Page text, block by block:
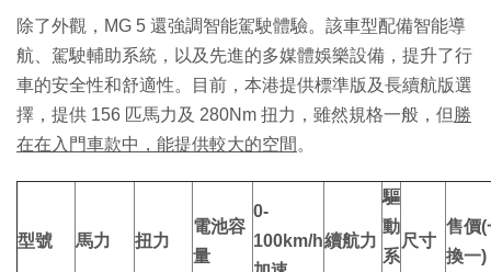
除了外觀，MG 5 還強調智能駕駛體驗。該車型配備智能導
航、駕駛輔助系統，以及先進的多媒體娛樂設備，提升了行
車的安全性和舒適性。目前，本港提供標準版及長續航版選
擇，提供 156 匹馬力及 280Nm 扭力，雖然規格一般，但 勝
在在入門車款中，能提供較大的空間 。
型號 馬力 扭力
電池容
量
0-
100km/h續航力
驅
動
系
尺寸
售價(
換一)